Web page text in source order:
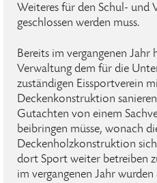
Weiteres für den Schul- und
geschlossen werden muss.
Bereits im vergangenen Jahr
Verwaltung dem für die
zuständigen Eissportverein
Deckenkonstruktion
Gutachten von einem
beibringen müsse, wonach
Deckenholzkonstruktion
dort Sport weiter betreiben
im vergangenen Jahr wurden